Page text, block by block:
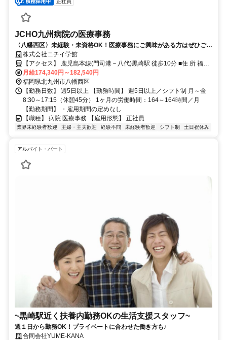
正社員
JCHO九州病院の医療事務
〈八幡西区〉未経験・未資格OK！医療事務にご興味がある方はぜひご応
募ください！
株式会社ニチイ学館
【アクセス】 鹿児島本線(門司港－八代)黒崎駅 徒歩10分 ■住 所 福岡
県 北九州市八幡西区 岸の浦1丁目8番1号 ■アクセス 鹿児島本線(門司
港－八代)黒崎駅 徒歩10分
月給174,340円～182,540円
福岡県北九州市八幡西区
【勤務日数】 週5日以上 【勤務時間】 週5日以上／シフト制 月～金
8:30～17:15（休憩45分） 1ヶ月の労働時間：164～164時間／月
【勤務期間】 ・雇用期間の定めなし
【職種】 病院 医療事務 【雇用形態】 正社員
業界未経験者歓迎 主婦・主夫歓迎 経験不問 未経験者歓迎 シフト制 土日祝休み
アルバイト・パート
~黒崎駅近く扶養内勤務OKの生活支援スタッフ~
週１日から勤務OK！プライベートに合わせた働き方も♪
合同会社YUME-KANA